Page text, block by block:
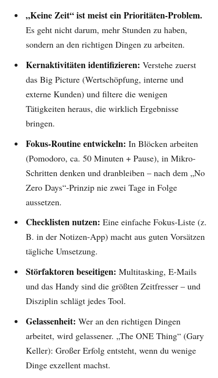
„Keine Zeit“ ist meist ein Prioritäten-Problem.
Es geht nicht darum, mehr Stunden zu haben,
sondern an den richtigen Dingen zu arbeiten.
Kernaktivitäten identifizieren: Verstehe zuerst
das Big Picture (Wertschöpfung, interne und
externe Kunden) und filtere die wenigen
Tätigkeiten heraus, die wirklich Ergebnisse
bringen.
Fokus-Routine entwickeln: In Blöcken arbeiten
(Pomodoro, ca. 50 Minuten + Pause), in Mikro-
Schritten denken und dranbleiben – nach dem „No
Zero Days“-Prinzip nie zwei Tage in Folge
aussetzen.
Checklisten nutzen: Eine einfache Fokus-Liste (z.
B. in der Notizen-App) macht aus guten Vorsätzen
tägliche Umsetzung.
Störfaktoren beseitigen: Multitasking, E-Mails
und das Handy sind die größten Zeitfresser – und
Disziplin schlägt jedes Tool.
Gelassenheit: Wer an den richtigen Dingen
arbeitet, wird gelassener. „The ONE Thing“ (Gary
Keller): Großer Erfolg entsteht, wenn du wenige
Dinge exzellent machst.